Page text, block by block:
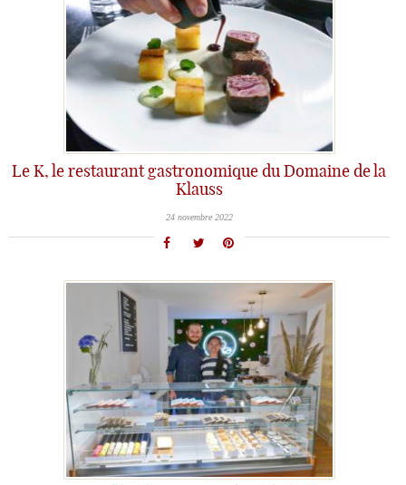
Le K, le restaurant gastronomique du Domaine de la
Klauss
24 novembre 2022